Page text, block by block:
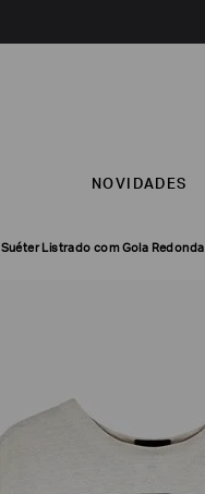
NOVIDADES
Suéter Listrado com Gola Redonda